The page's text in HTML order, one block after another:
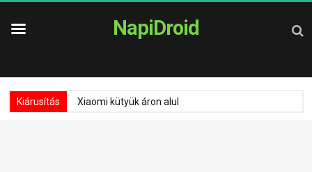
NapiDroid
Kiárusítás Xiaomi kütyük áron alul